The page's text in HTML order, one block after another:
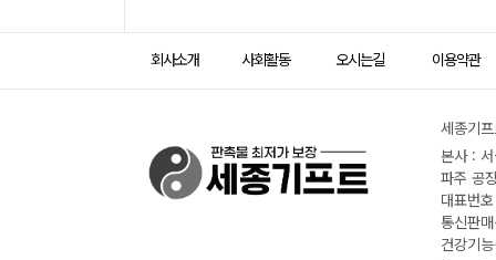
회사소개 사회활동 오시는길 이용약관
세종기
본사 :
파주 공
대표번
통신판
건강기